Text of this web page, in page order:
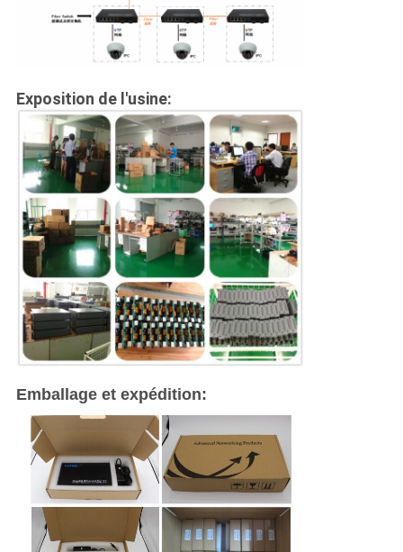
Exposition de l'usine:
Emballage et expédition: